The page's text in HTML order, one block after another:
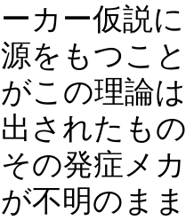
ーカー仮説
源をもつこ
がこの理論
出されたも
その発症メ
が不明のま